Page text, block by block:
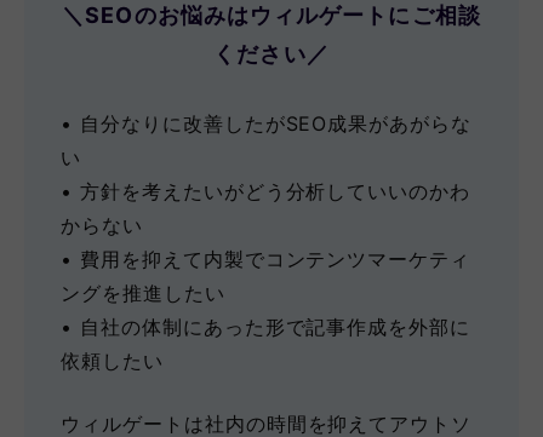
＼SEOのお悩みはウィルゲートにご相談
ください／
• ⾃分なりに改善したがSEO成果があがらな
い
• 方針を考えたいがどう分析していいのかわ
からない
• 費用を抑えて内製でコンテンツマーケティ
ングを推進したい
• 自社の体制にあった形で記事作成を外部に
依頼したい
ウィルゲートは社内の時間を抑えてアウトソ